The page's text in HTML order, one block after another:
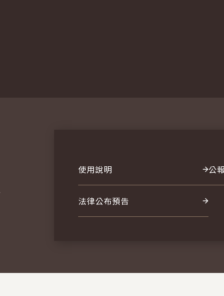
使用說明 公
法律公布預告